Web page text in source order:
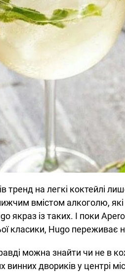
тренд на легкі коктейлі
вмістом алкоголю,
якраз із таких. І поки
класики, Hugo переживає
можна знайти чи не в
винних двориків у центрі